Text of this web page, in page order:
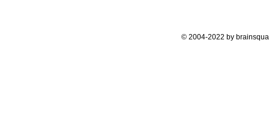
© 2004-2022 by